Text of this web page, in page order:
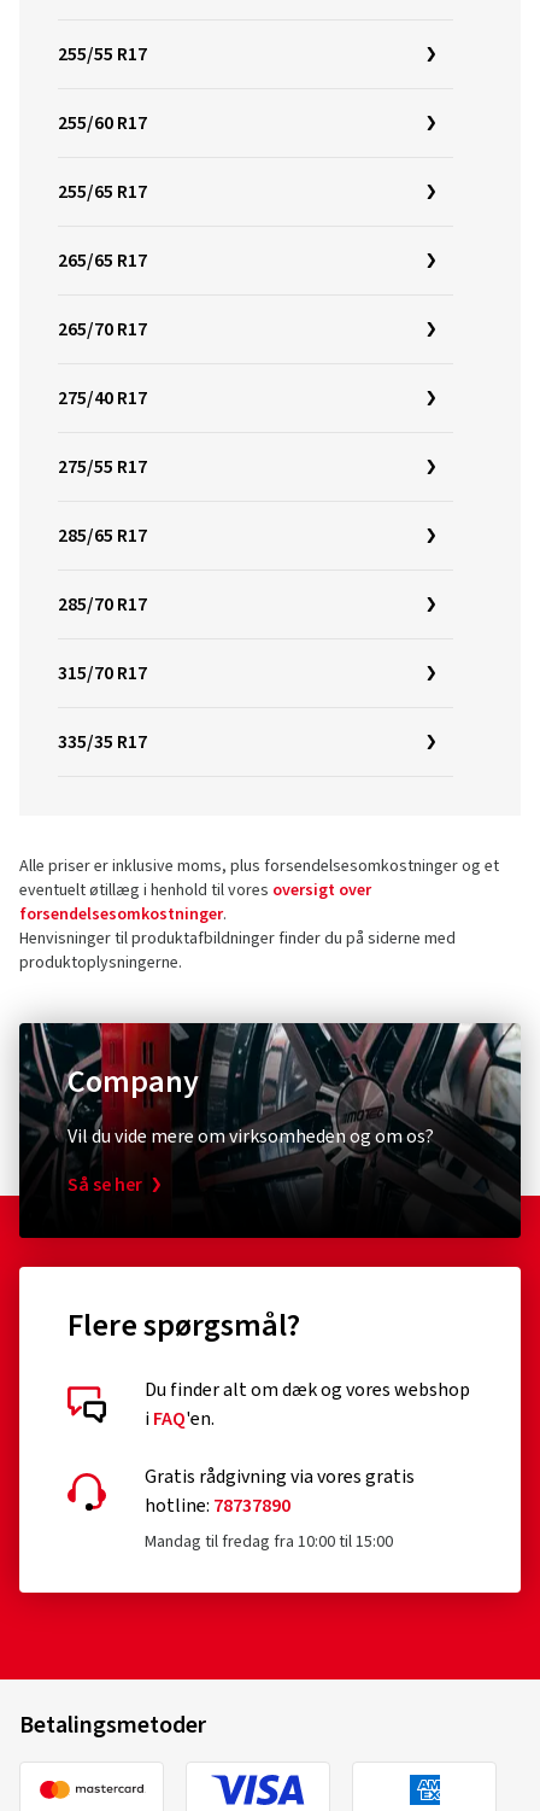
255/55 R17
255/60 R17
255/65 R17
265/65 R17
265/70 R17
275/40 R17
275/55 R17
285/65 R17
285/70 R17
315/70 R17
335/35 R17
Alle priser er inklusive moms, plus forsendelsesomkostninger og et
eventuelt øtillæg i henhold til vores oversigt over
forsendelsesomkostninger.
Henvisninger til produktafbildninger finder du på siderne med
produktoplysningerne.
Company
Vil du vide mere om virksomheden og om os?
Så se her
Flere spørgsmål?
Du finder alt om dæk og vores webshop
iFAQ'en.
Gratis rådgivning via vores gratis
hotline: 78737890
Mandag til fredag fra 10:00 til 15:00
Betalingsmetoder